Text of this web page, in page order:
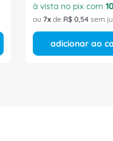
à vista no pix com 10
ou 7 de R$ 0,54 sem
adicionar ao